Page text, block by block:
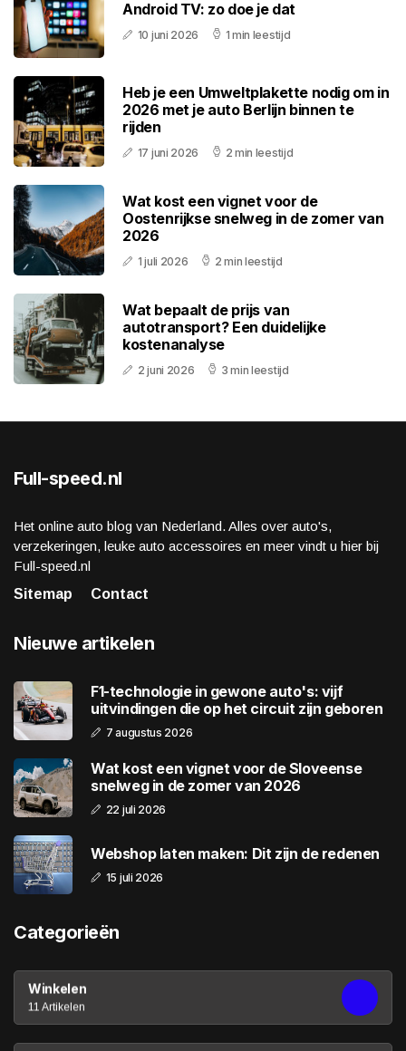
Android TV: zo doe je dat
10 juni 2026 1 min leestijd
Heb je een Umweltplakette nodig om in
2026 met je auto Berlijn binnen te
rijden
17 juni 2026 2 min leestijd
Wat kost een vignet voor de
Oostenrijkse snelweg in de zomer van
2026
1 juli 2026 2 min leestijd
Wat bepaalt de prijs van
autotransport? Een duidelijke
kostenanalyse
2 juni 2026 3 min leestijd
Full-speed.nl
Het online auto blog van Nederland. Alles over auto's,
verzekeringen, leuke auto accessoires en meer vindt u hier bij
Full-speed.nl
Sitemap
Contact
Nieuwe artikelen
F1-technologie in gewone auto's: vijf
uitvindingen die op het circuit zijn geboren
7 augustus 2026
Wat kost een vignet voor de Sloveense
snelweg in de zomer van 2026
22 juli 2026
Webshop laten maken: Dit zijn de redenen
15 juli 2026
Categorieën
Winkelen
11 Artikelen